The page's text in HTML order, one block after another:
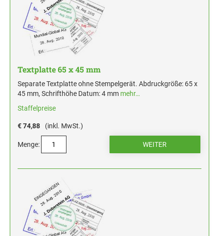
Textplatte 65 x 45 mm
Separate Textplatte ohne Stempelgerät. Abdruckgröße: 65 x
45 mm, Schrifthöhe Datum: 4 mm mehr…
Staffelpreise
€ 74,88 (inkl. MwSt.)
Menge: